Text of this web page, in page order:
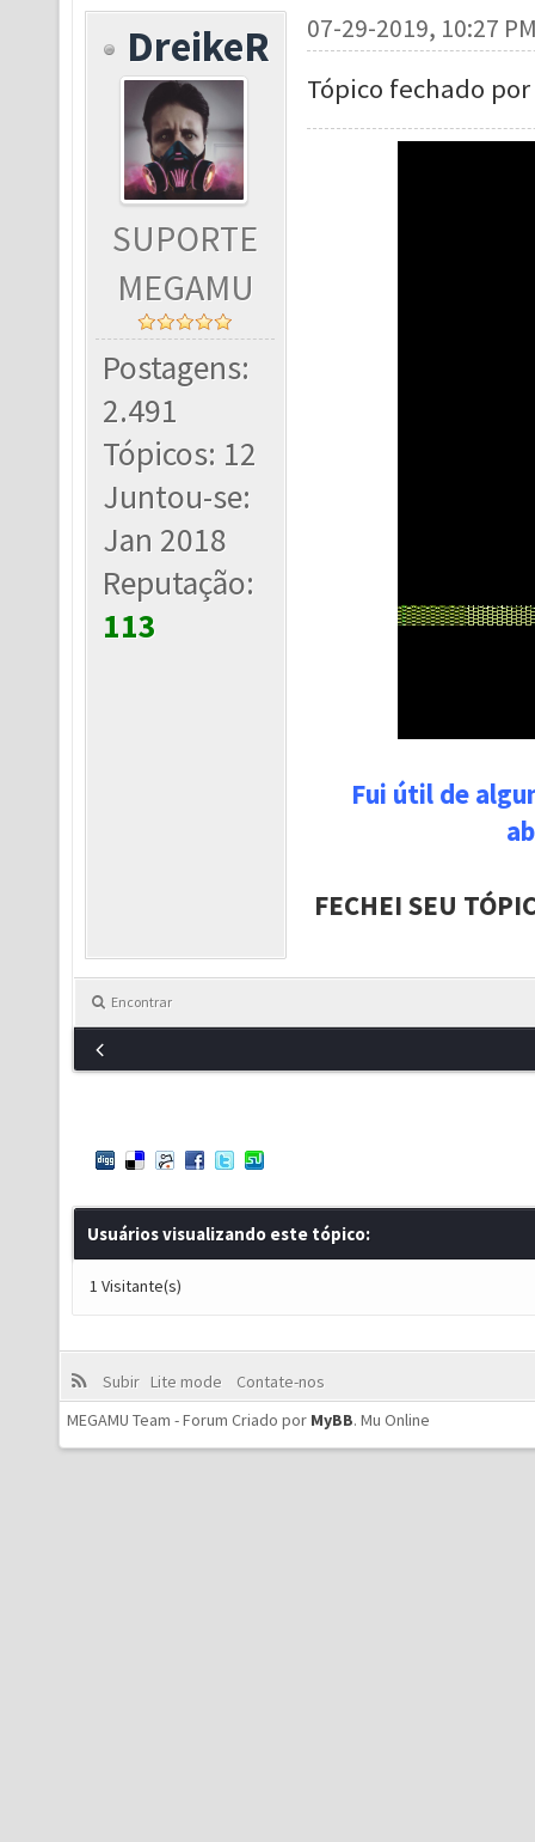
DreikeR
SUPORTE
MEGAMU
Postagens:
2.491
Tópicos: 12
Juntou-se:
Jan 2018
Reputação:
113
07-29-2019, 10:27
Tópico fechado
Fui útil de
FECHEI SEU
Encontrar
Usuários visualizando este tópico:
1 Visitante(s)
Subir Lite mode
Contate-nos
MEGAMU Team - Forum Criado por MyBB. Mu Online